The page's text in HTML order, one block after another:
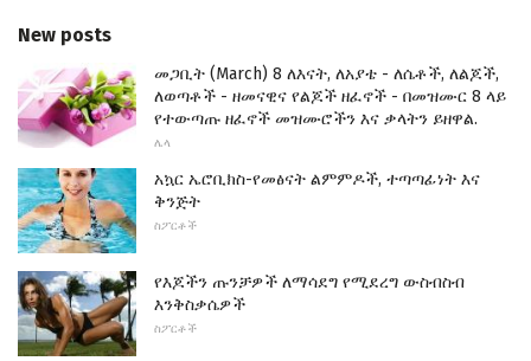
New posts
መጋቢት (March) 8 ለእናት, ለአያቴ - ለሴቶች, ለልጆች,
ለወጣቶች - ዘመናዊና የልጆች ዘፈኖች - በመዝሙር 8 ላይ
የተውጣጡ ዘፈኖች መዝሙሮችን እና ቃላትን ይዘዋል.
ሌላ
አኳር ኤሮቢክስ-የመፅናት ልምምዶች, ተጣጣፊነት እና
ቅንጅት
ስፖርቶች
የእጆችን ጡንቻዎች ለማሳደግ የሚደረግ ውስብስብ
እንቅስቃሴዎች
ስፖርቶች